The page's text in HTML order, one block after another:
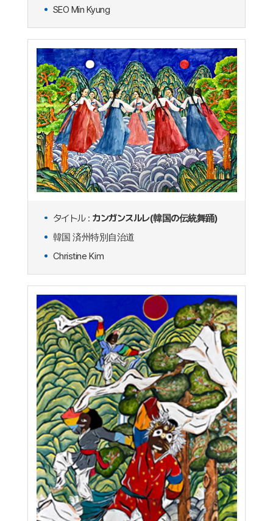
SEO Min Kyung
タイトル : カンガンスルレ(韓国の伝統舞踊)
韓国 済州特別自治道
Christine Kim